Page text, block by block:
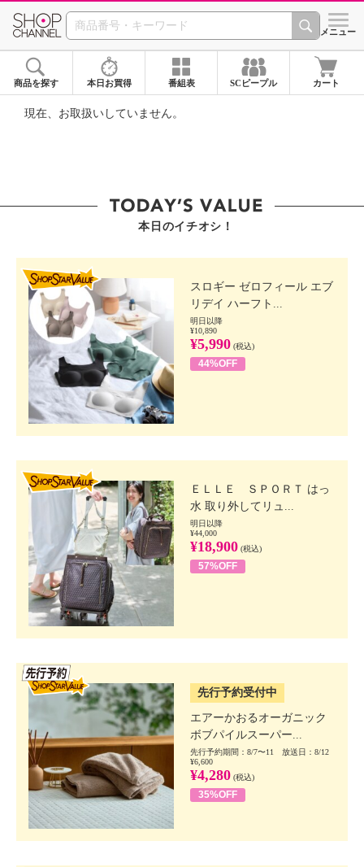
SHOP CHANNEL ショッ
メニュー
商品を探す 本日お買得 番組表 SCピープル カート
現在、お取扱いしていません。
本日のイチオシ！
スロギー ゼロフィール エブ
リデイ ハーフト...
明日以降
¥10,890
¥5,990 (税込)
44%OFF
ＥＬＬＥ ＳＰＯＲＴ はっ
水 取り外してリュ...
明日以降
¥44,000
¥18,900 (税込)
57%OFF
先行予約受付中
エアーかおるオーガニック
ボブパイルスーパー...
先行予約期間：8/7〜11 放送日：8/12
¥6,600
¥4,280 (税込)
35%OFF